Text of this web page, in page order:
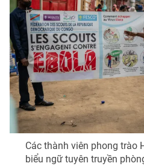
VTV4
VTV9
Liên hệ tòa soạn
THỜI BÁO VTV
Các thành viên phong trào
biểu ngữ tuyên truyền